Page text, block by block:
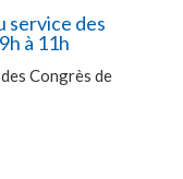
service des
à 11h
Congrès de